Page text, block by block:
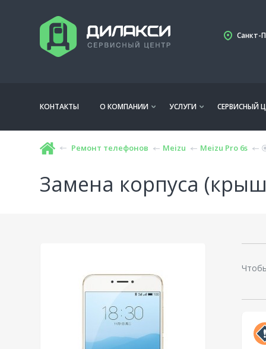
Санкт-
КОНТАКТЫ О КОМПАНИИ УСЛУГИ СЕРВИСНЫЙ
Ремонт телефонов Meizu Meizu Pro 6s
Замена корпуса